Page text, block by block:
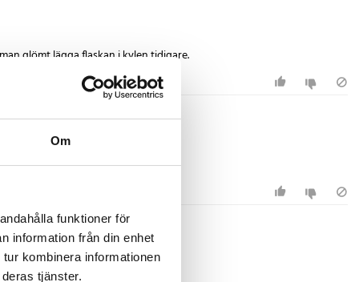
Om
funktioner för
information från din enhet
kombinera informationen
tjänster.
glömt lägga flaskan i kylen tidigare.